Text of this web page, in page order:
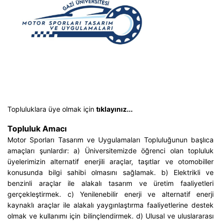
Topluluklara üye olmak için tıklayınız...
Topluluk Amacı
Motor Sporları Tasarım ve Uygulamaları Topluluğunun başlıca
amaçları şunlardır: a) Üniversitemizde öğrenci olan topluluk
üyelerimizin alternatif enerjili araçlar, taşıtlar ve otomobiller
konusunda bilgi sahibi olmasını sağlamak. b) Elektrikli ve
benzinli araçlar ile alakalı tasarım ve üretim faaliyetleri
gerçekleştirmek. c) Yenilenebilir enerji ve alternatif enerji
kaynaklı araçlar ile alakalı yaygınlaştırma faaliyetlerine destek
olmak ve kullanımı için bilinçlendirmek. d) Ulusal ve uluslararası